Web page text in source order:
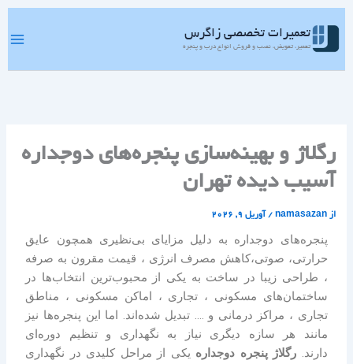
پرش
محتوا
تعمیرات تخصصی زاگرس
تعمیر، تعویض، نصب و فروش انواع درب و پنجره
رگلاژ و بهینه‌سازی پنجره‌های دوجداره
آسیب دیده تهران
از namasazan
/ آوریل 9, 2026
پنجره‌های دوجداره به دلیل مزایای بی‌نظیری همچون عایق
حرارتی، صوتی،کاهش مصرف انرژی ، قیمت مقرون به صرفه
، طراحی زیبا در ساخت به یکی از محبوب‌ترین انتخاب‌ها در
ساختمان‌های مسکونی ، تجاری ، اماکن مسکونی ، مناطق
تجاری ، مراکز درمانی و …. تبدیل شده‌اند. اما این پنجره‌ها نیز
مانند هر سازه دیگری نیاز به نگهداری و تنظیم دوره‌ای
دارند. رگلاژ پنجره دوجداره یکی از مراحل کلیدی در نگهداری